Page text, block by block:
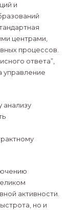
и
центрами,
процессов.
ответа”,
управление
анализу
активности.
но и